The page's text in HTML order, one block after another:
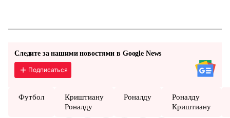
Следите за нашими новостями в Google News
Подписаться
Футбол
Криштиану
Роналду
Роналду
Роналду
Криштиану